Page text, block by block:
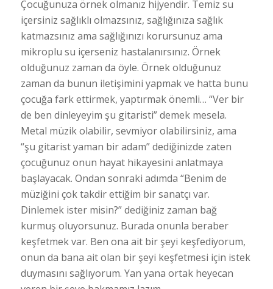
Çocuğunuza örnek olmanız hijyendir. Temiz su
içersiniz sağlıklı olmazsınız, sağlığınıza sağlık
katmazsınız ama sağlığınızı korursunuz ama
mikroplu su içerseniz hastalanırsınız. Örnek
olduğunuz zaman da öyle. Örnek olduğunuz
zaman da bunun iletişimini yapmak ve hatta bunu
çocuğa fark ettirmek, yaptırmak önemli… “Ver bir
de ben dinleyeyim şu gitaristi” demek mesela.
Metal müzik olabilir, sevmiyor olabilirsiniz, ama
“şu gitarist yaman bir adam” dediğinizde zaten
çocuğunuz onun hayat hikayesini anlatmaya
başlayacak. Ondan sonraki adımda “Benim de
müziğini çok takdir ettiğim bir sanatçı var.
Dinlemek ister misin?” dediğiniz zaman bağ
kurmuş oluyorsunuz. Burada onunla beraber
keşfetmek var. Ben ona ait bir şeyi keşfediyorum,
onun da bana ait olan bir şeyi keşfetmesi için istek
duymasını sağlıyorum. Yan yana ortak heyecan